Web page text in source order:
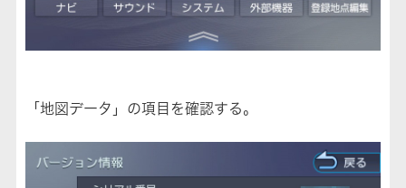
「地図データ」の項目を確認する。